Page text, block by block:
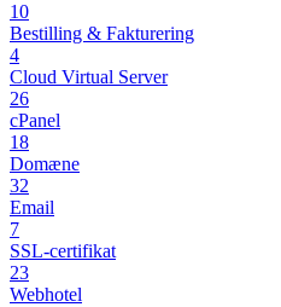
10
Bestilling & Fakturering
4
Cloud Virtual Server
26
cPanel
18
Domæne
32
Email
7
SSL-certifikat
23
Webhotel